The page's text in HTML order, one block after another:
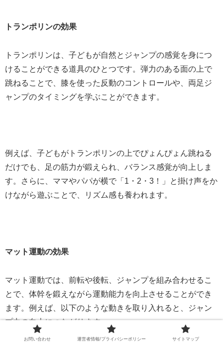
トランポリンの効果
トランポリンは、子どもが自然とジャンプの感覚を身につ
けることができる道具のひとつです。弾力のある面の上で
跳ねることで、膝を使った反動のコントロールや、両足ジ
ャンプのタイミングを学ぶことができます。
例えば、子どもがトランポリンの上でぴょんぴょん跳ねる
だけでも、足の筋力が鍛えられ、バランス感覚が向上しま
す。さらに、ママやパパが横で「1・2・3！」と掛け声をか
けながら遊ぶことで、リズム感も養われます。
マット運動の効果
マット運動では、前転や後転、ジャンプを組み合わせるこ
とで、体幹を鍛えながら運動能力を向上させることができ
ます。例えば、以下のような動きを取り入れると、ジャン
プ力の向上につながります。
お問い合わせ 運営者情報/プライバシーポリシー サイトマップ